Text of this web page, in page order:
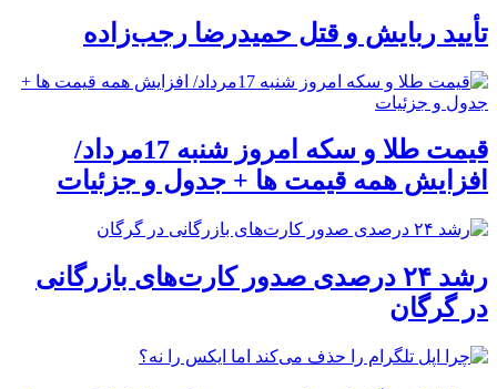
تأیید ربایش و قتل حمیدرضا رجب‌زاده
قیمت طلا و سکه امروز شنبه 17مرداد/
افزایش همه قیمت ها + جدول و جزئیات
رشد ۲۴ درصدی صدور کارت‌های بازرگانی
در گرگان